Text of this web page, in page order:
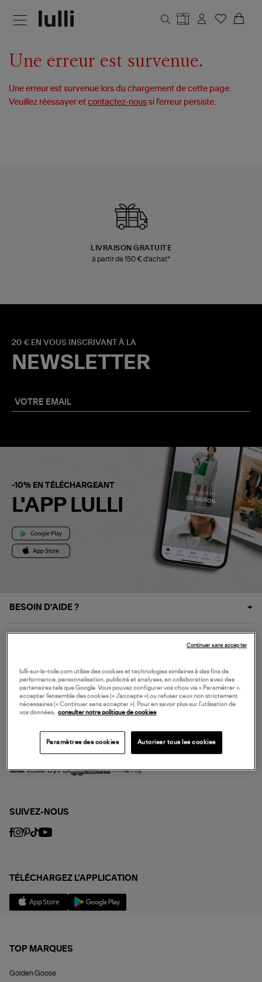
Une erreur est survenue.
Une erreur est survenue lors du chargement de cette page.
Veuillez réessayer etcontactez-nous si l’erreur persiste.
LIVRAISON GRATUITE
à partir de 150 € d'achat*
20 € EN VOUS INSCRIVANT À LA
NEWSLETTER
-10% EN TÉLÉCHARGEANT
L'APP LULLI
BESOIN D'AIDE ?
NOS SERVICES
SERVICE CLIENT
MODE DE PAIEMENT
SUIVEZ-NOUS
TÉLÉCHARGEZ L'APPLICATION
TOP MARQUES
Golden Goose
lulli-sur-la-toile.com utilise des cookies et technologies similaires à des fins de
performance, personnalisation, publicité et analyses, en collaboration avec des
partenaires tels que Google. Vous pouvez configurer vos choix via « Paramétrer »,
accepter l’ensemble des cookies (« J’accepte ») ou refuser ceux non strictement
nécessaires (« Continuer sans accepter »). Pour en savoir plus sur l’utilisation de
vos données,
consulter notre politique de cookies
Paramètres des cookies Autoriser tous les cookies
Continuer sans accepter